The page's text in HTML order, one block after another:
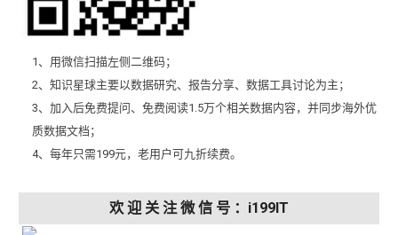
1、用微信扫描左侧二维码；
2、知识星球主要以数据研究、报告分享、数据工具讨论为主；
3、加入后免费提问、免费阅读1.5万个相关数据内容，并同步海外优
质数据文档；
4、每年只需199元，老用户可九折续费。
欢 迎 关 注 微 信 号 ：i199IT